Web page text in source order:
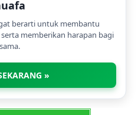
berarti untuk membantu
memberikan harapan bagi
»